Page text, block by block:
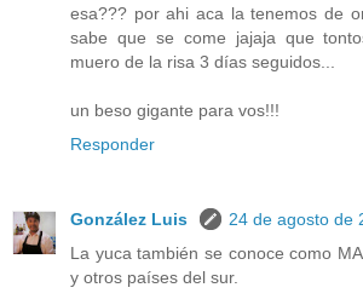
esa??? por ahi aca la tenemos de
sabe que se come jajaja que
muero de la risa 3 días seguidos...
un beso gigante para vos!!!
Responder
González Luis
24 de agosto de
La yuca también se conoce como
y otros países del sur.